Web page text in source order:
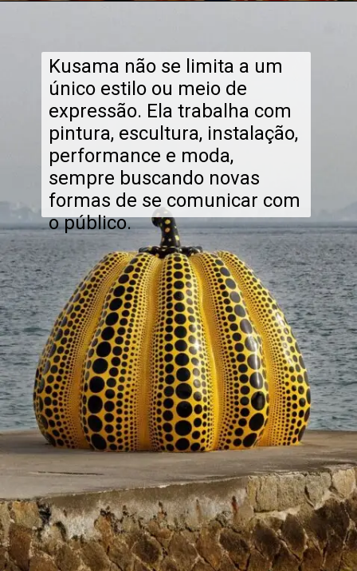
Kusama não se limita a um
único estilo ou meio de
expressão. Ela trabalha com
pintura, escultura, instalação,
performance e moda,
sempre buscando novas
formas de se comunicar com
o público.